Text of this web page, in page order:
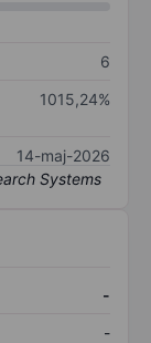
6
1015,24%
14-maj-2026
-
-